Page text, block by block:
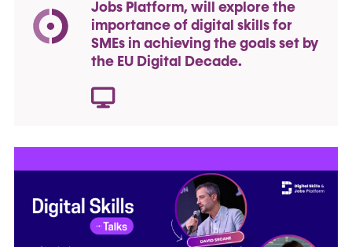
Jobs Platform, will explore the
importance of digital skills for
SMEs in achieving the goals set by
the EU Digital Decade.